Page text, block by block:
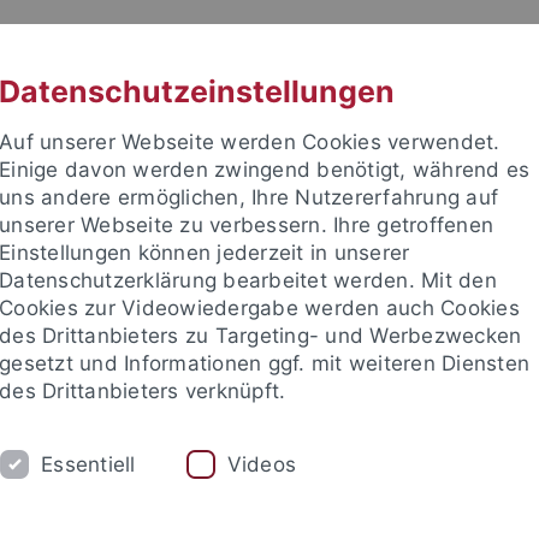
Ethik in den
PUBLIKATIONEN
Jahresrückblicke
Datenschutzeinstellungen
Auf unserer Webseite werden Cookies verwendet.
Einige davon werden zwingend benötigt, während es
uns andere ermöglichen, Ihre Nutzererfahrung auf
unserer Webseite zu verbessern. Ihre getroffenen
Einstellungen können jederzeit in unserer
Datenschutzerklärung bearbeitet werden. Mit den
Cookies zur Videowiedergabe werden auch Cookies
des Drittanbieters zu Targeting- und Werbezwecken
gesetzt und Informationen ggf. mit weiteren Diensten
des Drittanbieters verknüpft.
Essentiell Videos